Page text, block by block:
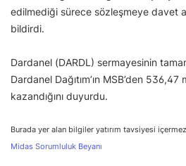
edilmediği sürece sözleşmeye davet
bildirdi.
Dardanel (DARDL) sermayesinin
Dardanel Dağıtım’ın MSB’den
kazandığını duyurdu.
Burada yer alan bilgiler yatırım tavsiyesi
Midas Sorumluluk Beyanı